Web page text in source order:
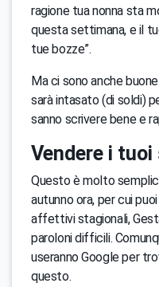
ragione tua nonna sta
questa settimana, e il
tue bozze”.
Ma ci sono anche
sarà intasato (di soldi)
sanno scrivere bene e
Vendere i tuoi
Questo è molto
autunno ora, per cui
affettivi stagionali,
paroloni difficili.
useranno Google per
questo.